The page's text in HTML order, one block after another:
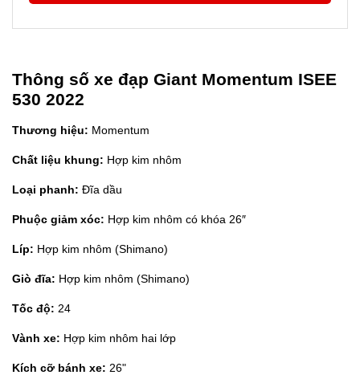
Thông số xe đạp Giant Momentum ISEE
530 2022
Thương hiệu: Momentum
Chất liệu khung: Hợp kim nhôm
Loại phanh: Đĩa dầu
Phuộc giảm xóc: Hợp kim nhôm có khóa 26″
Líp: Hợp kim nhôm (Shimano)
Giò đĩa: Hợp kim nhôm (Shimano)
Tốc độ: 24
Vành xe: Hợp kim nhôm hai lớp
Kích cỡ bánh xe: 26"